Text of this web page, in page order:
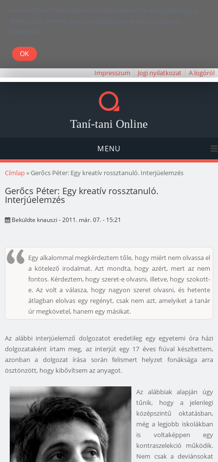
Kedves Olvasó! Weboldalunk böngészésével Ön elfogadja, hogy a
felhasználói élmény javítása céljából cookie-kat használunk.
Köszönjük!
Impresszum Jogi nyilatkozat A logóról
Taní-tani Online
MENU
Jelenlegi hely
Címlap» Gerőcs Péter: Egy kreatív rossztanuló. Interjúelemzés
Gerőcs Péter: Egy kreatív rossztanuló.
Interjúelemzés
Beküldte knauszi - 2011. már. 07. - 15:21
Egy alkalommal megkérdeztem tőle, hogy miért nem olvassa el
a kötelező irodalmat. Azt mondta, hogy azért, mert az nem
fontos. Kérdeztem, hogy szeret-e olvasni, illetve, hogy szokott-
e. Az volt a válasza, hogy nagyon szeret olvasni, és hetente
átlagban elolvas egy regényt, csak nem azt, amelyiket a tanár
úr megkövetel, hanem egy másikat.
Az alábbi interjúelemző dolgozatot eredetileg egy egyetemi óra házi
dolgozataként írtam meg, az interjút egy 17 éves fiúval készítettem,
azonban a dolgozat írása során felismert helyzet fonáksága arra
ösztönzött, hogy kibővítsem az anyagot.
Az alábbiak alapján úgy
tűnik, hogy a jelenlegi
középszintű oktatásban,
még a legjobb iskolákban
is voltaképpen egy
kontraszelekció működik.
Nem csak a deviánsokat